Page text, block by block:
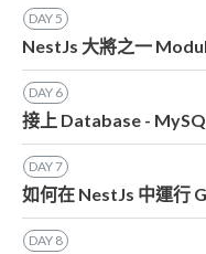
DAY5
NestJs 大將之一
DAY 6
接上 Database -
DAY7
如何在 NestJs 中運行
DAY 8